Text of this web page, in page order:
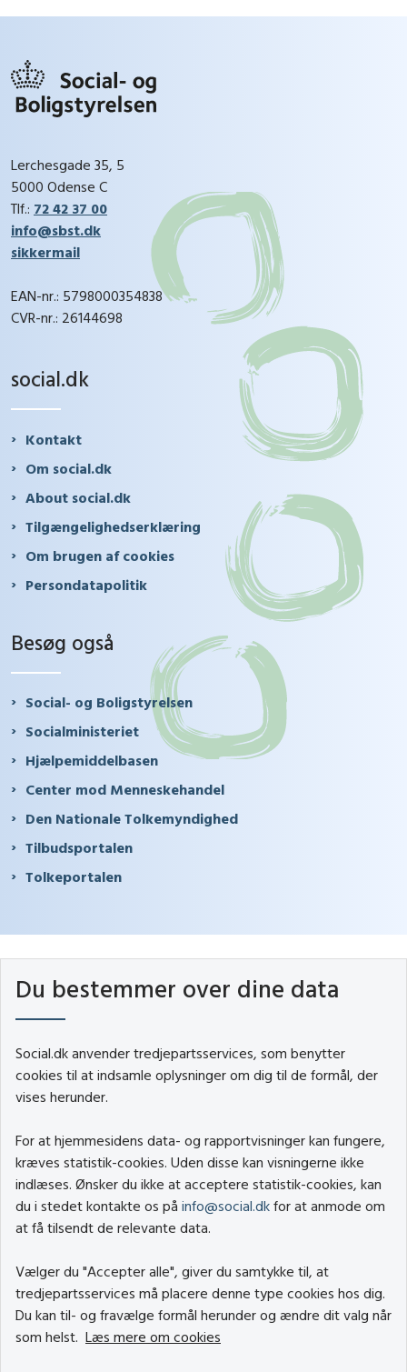
Lerchesgade 35, 5
5000 Odense C
Tlf.: 72 42 37 00
info@sbst.dk
sikkermail
EAN-nr.: 5798000354838
CVR-nr.: 26144698
social.dk
Kontakt
Om social.dk
About social.dk
Tilgængelighedserklæring
Om brugen af cookies
Persondatapolitik
Besøg også
Social- og Boligstyrelsen
Socialministeriet
Hjælpemiddelbasen
Center mod Menneskehandel
Den Nationale Tolkemyndighed
Tilbudsportalen
Tolkeportalen
Du bestemmer over dine data
Social.dk anvender tredjepartsservices, som benytter
cookies til at indsamle oplysninger om dig til de formål, der
vises herunder.
For at hjemmesidens data- og rapportvisninger kan fungere,
kræves statistik-cookies. Uden disse kan visningerne ikke
indlæses. Ønsker du ikke at acceptere statistik-cookies, kan
du i stedet kontakte os på info@social.dk for at anmode om
at få tilsendt de relevante data.
Vælger du "Accepter alle", giver du samtykke til, at
tredjepartsservices må placere denne type cookies hos dig.
Du kan til- og fravælge formål herunder og ændre dit valg når
som helst. Læs mere om cookies